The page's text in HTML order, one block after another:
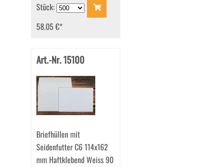
Stück:
58.05 €*
Art.-Nr. 15100
Briefhüllen mit
Seidenfutter C6 114x162
mm Haftklebend Weiss 90